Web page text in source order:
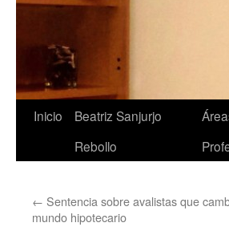
Saltar
Inicio
Beatriz Sanjurjo
Rebollo
← Sentencia sobre avalistas que
mundo hipotecario